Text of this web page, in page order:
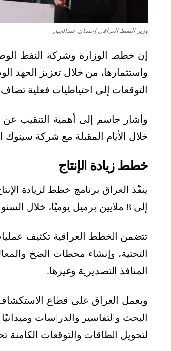
وزير النفط العراقي إحسان عبدالجبار
إن خطط الوزارة وشركة النفط
واستثمارها، من خلال تعزيز الجهد
التوقعات إلى احتياطيات فعلية تضاف
وأشار جاسم إلى أهمية التنقيب عن
خلال الأيام المقبلة مع شركة سينوك
خطط زيادة الإنتاج
إلى 8 ملايين برميل يوميًا، خلال السنوات القادمة.
تتضمن الخطط العراقية تكثيف
التحتية، وإنشاء محطات الضخ
المنافذ التصديرية وغيرها.
ويعمل العراق على قطاع الاستكشاف
البحث والتفاسير والدراسات
لتحويل الطاقات والتوقعات